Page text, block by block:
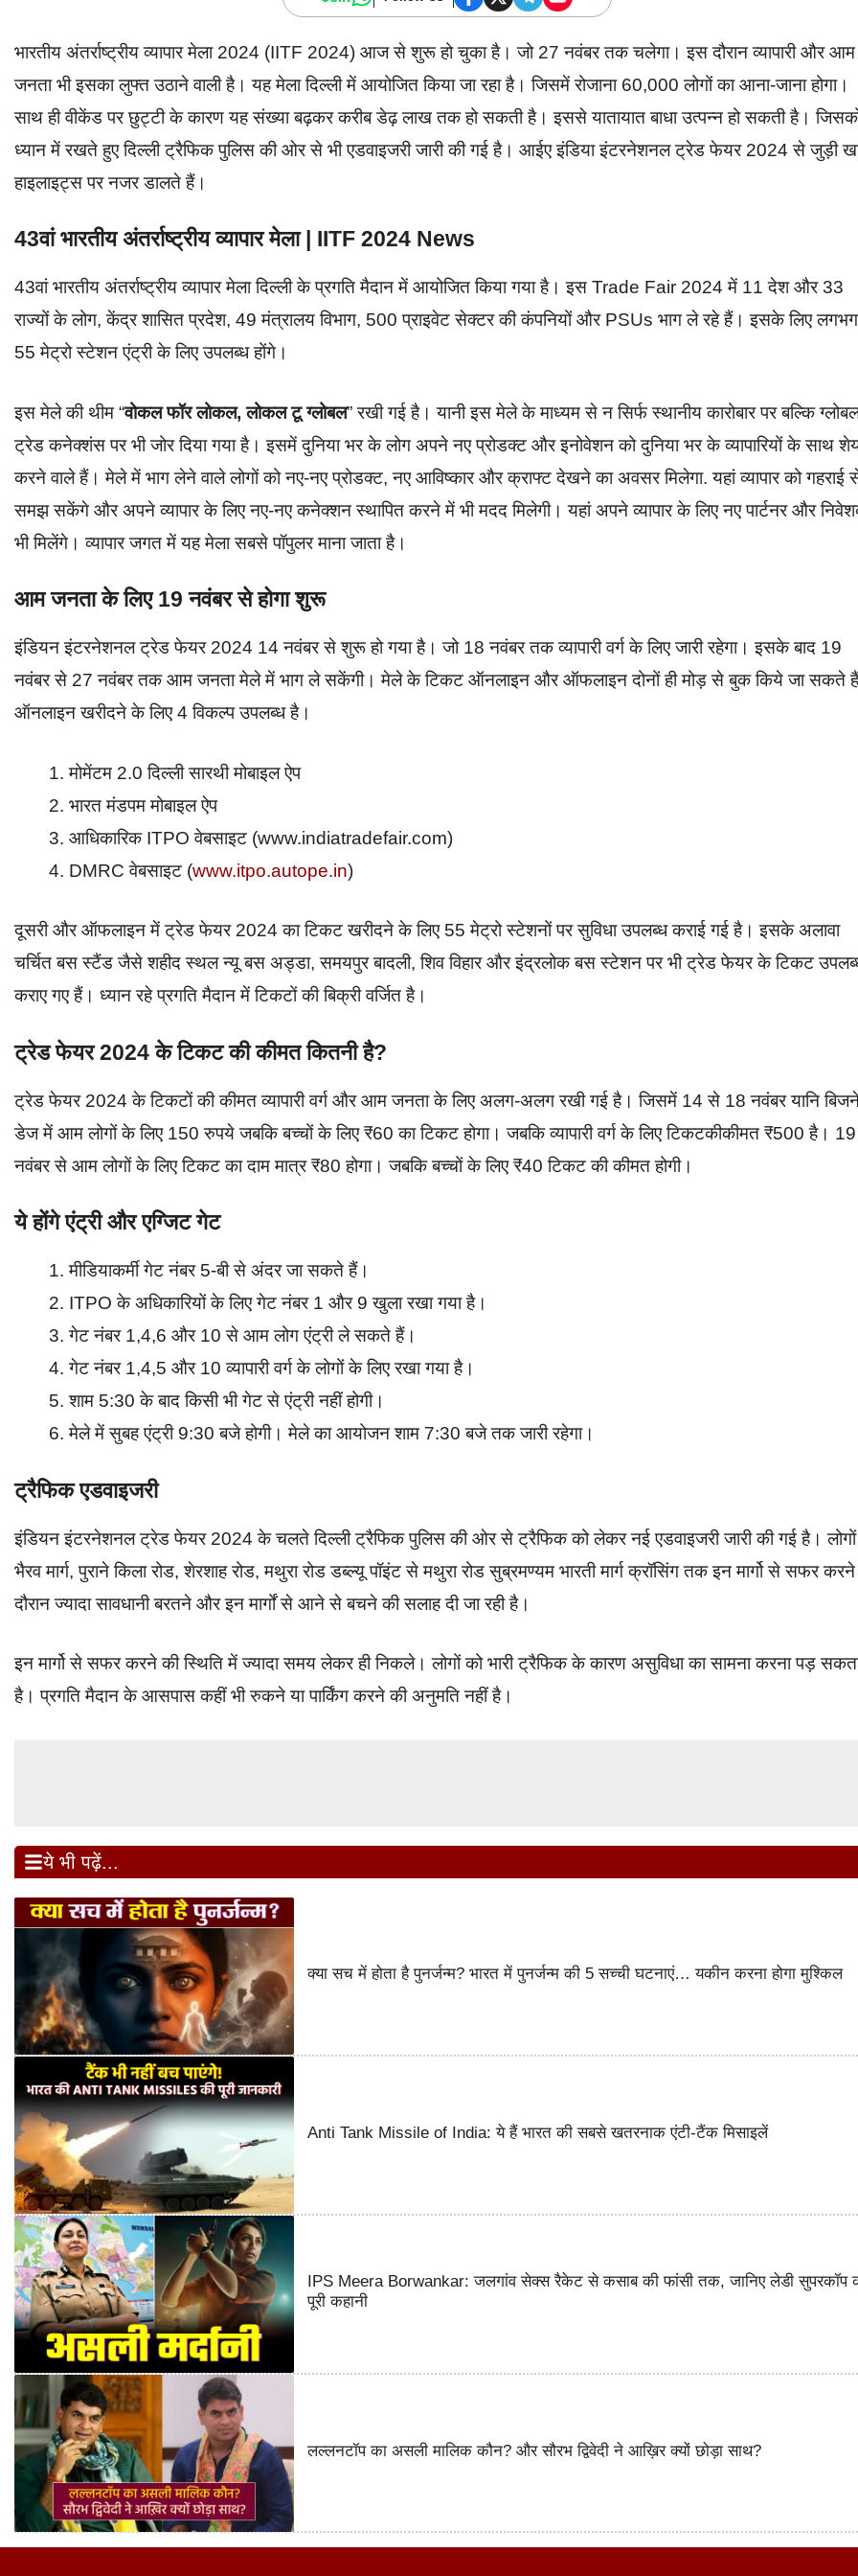
भारतीय अंतर्राष्ट्रीय व्यापार मेला 2024 (IITF 2024) आज से शुरू हो चुका है। जो 27 नवंबर तक चलेगा। इस दौरान व्यापारी और आम
जनता भी इसका लुफ्त उठाने वाली है। यह मेला दिल्ली में आयोजित किया जा रहा है। जिसमें रोजाना 60,000 लोगों का आना-जाना होगा।
साथ ही वीकेंड पर छुट्टी के कारण यह संख्या बढ़कर करीब डेढ़ लाख तक हो सकती है। इससे यातायात बाधा उत्पन्न हो सकती है।
ध्यान में रखते हुए दिल्ली ट्रैफिक पुलिस की ओर से भी एडवाइजरी जारी की गई है। आईए इंडिया इंटरनेशनल ट्रेड फेयर 2024 से जुड़ी
हाइलाइट्स पर नजर डालते हैं।
43वां भारतीय अंतर्राष्ट्रीय व्यापार मेला | IITF 2024 News
43वां भारतीय अंतर्राष्ट्रीय व्यापार मेला दिल्ली के प्रगति मैदान में आयोजित किया गया है। इस Trade Fair 2024 में 11 देश और 33
राज्यों के लोग, केंद्र शासित प्रदेश, 49 मंत्रालय विभाग, 500 प्राइवेट सेक्टर की कंपनियों और PSUs भाग ले रहे हैं। इसके लिए लगभग
55 मेट्रो स्टेशन एंट्री के लिए उपलब्ध होंगे।
इस मेले की थीम “वोकल फॉर लोकल, लोकल टू ग्लोबल” रखी गई है। यानी इस मेले के माध्यम से न सिर्फ स्थानीय कारोबार पर बल्कि
ट्रेड कनेक्शंस पर भी जोर दिया गया है। इसमें दुनिया भर के लोग अपने नए प्रोडक्ट और इनोवेशन को दुनिया भर के व्यापारियों के साथ
करने वाले हैं। मेले में भाग लेने वाले लोगों को नए-नए प्रोडक्ट, नए आविष्कार और क्राफ्ट देखने का अवसर मिलेगा. यहां व्यापार को गहराई
समझ सकेंगे और अपने व्यापार के लिए नए-नए कनेक्शन स्थापित करने में भी मदद मिलेगी। यहां अपने व्यापार के लिए नए पार्टनर और
भी मिलेंगे। व्यापार जगत में यह मेला सबसे पॉपुलर माना जाता है।
आम जनता के लिए 19 नवंबर से होगा शुरू
इंडियन इंटरनेशनल ट्रेड फेयर 2024 14 नवंबर से शुरू हो गया है। जो 18 नवंबर तक व्यापारी वर्ग के लिए जारी रहेगा। इसके बाद 19
नवंबर से 27 नवंबर तक आम जनता मेले में भाग ले सकेंगी। मेले के टिकट ऑनलाइन और ऑफलाइन दोनों ही मोड़ से बुक किये जा सकते
ऑनलाइन खरीदने के लिए 4 विकल्प उपलब्ध है।
मोमेंटम 2.0 दिल्ली सारथी मोबाइल ऐप
भारत मंडपम मोबाइल ऐप
आधिकारिक ITPO वेबसाइट (www.indiatradefair.com)
DMRC वेबसाइट (www.itpo.autope.in)
दूसरी और ऑफलाइन में ट्रेड फेयर 2024 का टिकट खरीदने के लिए 55 मेट्रो स्टेशनों पर सुविधा उपलब्ध कराई गई है। इसके अलावा
चर्चित बस स्टैंड जैसे शहीद स्थल न्यू बस अड्डा, समयपुर बादली, शिव विहार और इंद्रलोक बस स्टेशन पर भी ट्रेड फेयर के टिकट
कराए गए हैं। ध्यान रहे प्रगति मैदान में टिकटों की बिक्री वर्जित है।
ट्रेड फेयर 2024 के टिकट की कीमत कितनी है?
ट्रेड फेयर 2024 के टिकटों की कीमत व्यापारी वर्ग और आम जनता के लिए अलग-अलग रखी गई है। जिसमें 14 से 18 नवंबर यानि
डेज में आम लोगों के लिए 150 रुपये जबकि बच्चों के लिए ₹60 का टिकट होगा। जबकि व्यापारी वर्ग के लिए टिकटकीकीमत ₹500 है। 19
नवंबर से आम लोगों के लिए टिकट का दाम मात्र ₹80 होगा। जबकि बच्चों के लिए ₹40 टिकट की कीमत होगी।
ये होंगे एंट्री और एग्जिट गेट
मीडियाकर्मी गेट नंबर 5-बी से अंदर जा सकते हैं।
ITPO के अधिकारियों के लिए गेट नंबर 1 और 9 खुला रखा गया है।
गेट नंबर 1,4,6 और 10 से आम लोग एंट्री ले सकते हैं।
गेट नंबर 1,4,5 और 10 व्यापारी वर्ग के लोगों के लिए रखा गया है।
शाम 5:30 के बाद किसी भी गेट से एंट्री नहीं होगी।
मेले में सुबह एंट्री 9:30 बजे होगी। मेले का आयोजन शाम 7:30 बजे तक जारी रहेगा।
ट्रैफिक एडवाइजरी
इंडियन इंटरनेशनल ट्रेड फेयर 2024 के चलते दिल्ली ट्रैफिक पुलिस की ओर से ट्रैफिक को लेकर नई एडवाइजरी जारी की गई है।
भैरव मार्ग, पुराने किला रोड, शेरशाह रोड, मथुरा रोड डब्ल्यू पॉइंट से मथुरा रोड सुब्रमण्यम भारती मार्ग क्रॉसिंग तक इन मार्गो से सफर
दौरान ज्यादा सावधानी बरतने और इन मार्गों से आने से बचने की सलाह दी जा रही है।
इन मार्गो से सफर करने की स्थिति में ज्यादा समय लेकर ही निकले। लोगों को भारी ट्रैफिक के कारण असुविधा का सामना करना पड़
है। प्रगति मैदान के आसपास कहीं भी रुकने या पार्किंग करने की अनुमति नहीं है।
ये भी पढ़ें...
क्या सच में होता है पुनर्जन्म? भारत में पुनर्जन्म की 5 सच्ची घटनाएं… यकीन करना होगा मुश्किल
Anti Tank Missile of India: ये हैं भारत की सबसे खतरनाक एंटी-टैंक मिसाइलें
IPS Meera Borwankar: जलगांव सेक्स रैकेट से कसाब की फांसी तक, जानिए लेडी सुपरकॉप
पूरी कहानी
लल्लनटॉप का असली मालिक कौन? और सौरभ द्विवेदी ने आख़िर क्यों छोड़ा साथ?